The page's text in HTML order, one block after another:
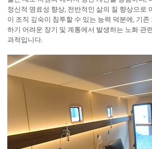
정신적 명료성 향상, 전반적인 삶의 질 향상으로
이 조직 깊숙이 침투할 수 있는 능력 덕분에, 기
하기 어려운 장기 및 계통에서 발생하는 노화 관
과적입니다.